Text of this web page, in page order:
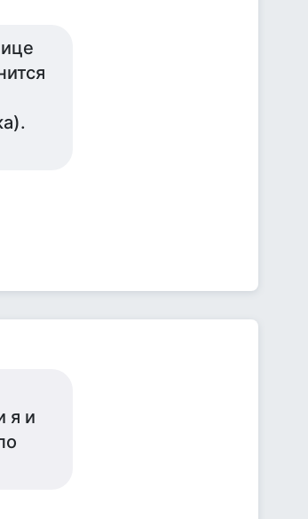
я и